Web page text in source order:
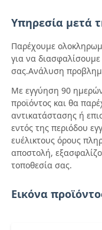
Bill Acceptor
μετρητής
Εκτυπωτής
μηχάνημα POS
Υπηρεσία μετά
Παρέχουμε
για να
σας.Ανάλυση
Με εγγύηση 90
προϊόντος και θα
αντικατάστασης ή
εντός της περιόδου
ευέλικτους όρους
αποστολή,
τοποθεσία σας.
Εικόνα